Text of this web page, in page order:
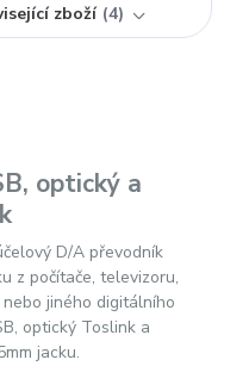
zboží 4
optický a
D/A převodník
z počítače, televizoru,
jiného digitálního
optický Toslink a
jacku.